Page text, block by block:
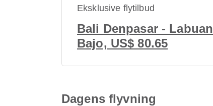
Eksklusive flytilbud
Bali Denpasar - Labuan
Bajo, US$ 80.65
Dagens flyvning